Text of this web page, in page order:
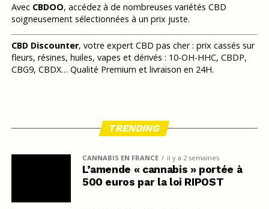
Avec CBDOO, accédez à de nombreuses variétés CBD
soigneusement sélectionnées à un prix juste.
CBD Discounter, votre expert CBD pas cher : prix cassés sur
fleurs, résines, huiles, vapes et dérivés : 10-OH-HHC, CBDP,
CBG9, CBDX… Qualité Premium et livraison en 24H.
TRENDING
CANNABIS EN FRANCE il y a 2 semaines
L’amende « cannabis » portée à
500 euros par la loi RIPOST